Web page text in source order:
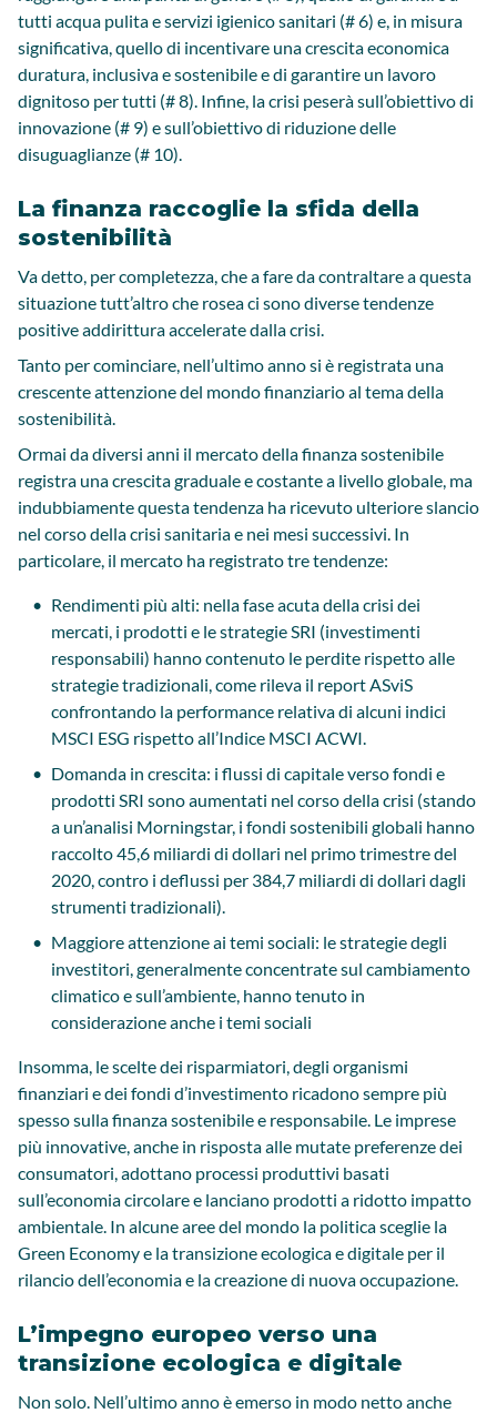
tutti acqua pulita e servizi igienico sanitari (# 6) e, in misura
significativa, quello di incentivare una crescita economica
duratura, inclusiva e sostenibile e di garantire un lavoro
dignitoso per tutti (# 8). Infine, la crisi peserà sull’obiettivo di
innovazione (# 9) e sull’obiettivo di riduzione delle
disuguaglianze (# 10).
La finanza raccoglie la sfida della
sostenibilità
Va detto, per completezza, che a fare da contraltare a questa
situazione tutt’altro che rosea ci sono diverse tendenze
positive addirittura accelerate dalla crisi.
Tanto per cominciare, nell’ultimo anno si è registrata una
crescente attenzione del mondo finanziario al tema della
sostenibilità.
Ormai da diversi anni il mercato della finanza sostenibile
registra una crescita graduale e costante a livello globale, ma
indubbiamente questa tendenza ha ricevuto ulteriore slancio
nel corso della crisi sanitaria e nei mesi successivi. In
particolare, il mercato ha registrato tre tendenze:
Rendimenti più alti: nella fase acuta della crisi dei
mercati, i prodotti e le strategie SRI (investimenti
responsabili) hanno contenuto le perdite rispetto alle
strategie tradizionali, come rileva il report ASviS
confrontando la performance relativa di alcuni indici
MSCI ESG rispetto all’Indice MSCI ACWI.
Domanda in crescita: i flussi di capitale verso fondi e
prodotti SRI sono aumentati nel corso della crisi (stando
a un’analisi Morningstar, i fondi sostenibili globali hanno
raccolto 45,6 miliardi di dollari nel primo trimestre del
2020, contro i deflussi per 384,7 miliardi di dollari dagli
strumenti tradizionali).
Maggiore attenzione ai temi sociali: le strategie degli
investitori, generalmente concentrate sul cambiamento
climatico e sull’ambiente, hanno tenuto in
considerazione anche i temi sociali
Insomma, le scelte dei risparmiatori, degli organismi
finanziari e dei fondi d’investimento ricadono sempre più
spesso sulla finanza sostenibile e responsabile. Le imprese
più innovative, anche in risposta alle mutate preferenze dei
consumatori, adottano processi produttivi basati
sull’economia circolare e lanciano prodotti a ridotto impatto
ambientale. In alcune aree del mondo la politica sceglie la
Green Economy e la transizione ecologica e digitale per il
rilancio dell’economia e la creazione di nuova occupazione.
L’impegno europeo verso una
transizione ecologica e digitale
Non solo. Nell’ultimo anno è emerso in modo netto anche